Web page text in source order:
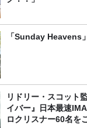
「Sunday Heavens
リドリー・スコット
イバー』日本最速
ロクリスナー60名を